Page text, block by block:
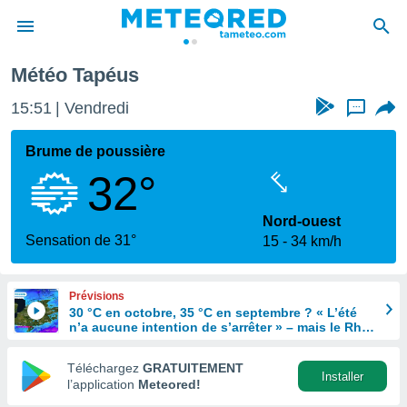
de
en
Météo Tapéus
15:51 Vendredi ...
Brume de poussière
32°
Sensation de 31°
Nord-ouest
15
34 km/h
Prévisions
30 °C en octobre, 35 °C en septembre ? « L’été
n’a aucune intention de s’arrêter » – mais le Rhin
Téléchargez GRATUITEMENT
l’application Meteored!
Installer